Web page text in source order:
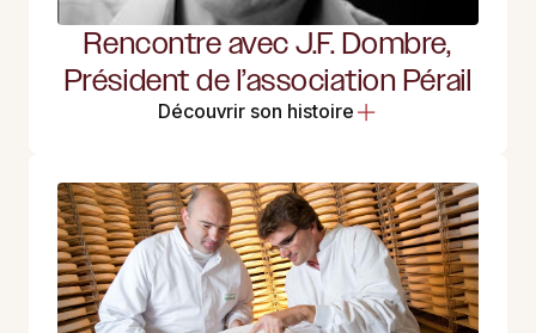
Rencontre avec J.F. Dombre,
Président de l’association Pérail
Découvrir son histoire